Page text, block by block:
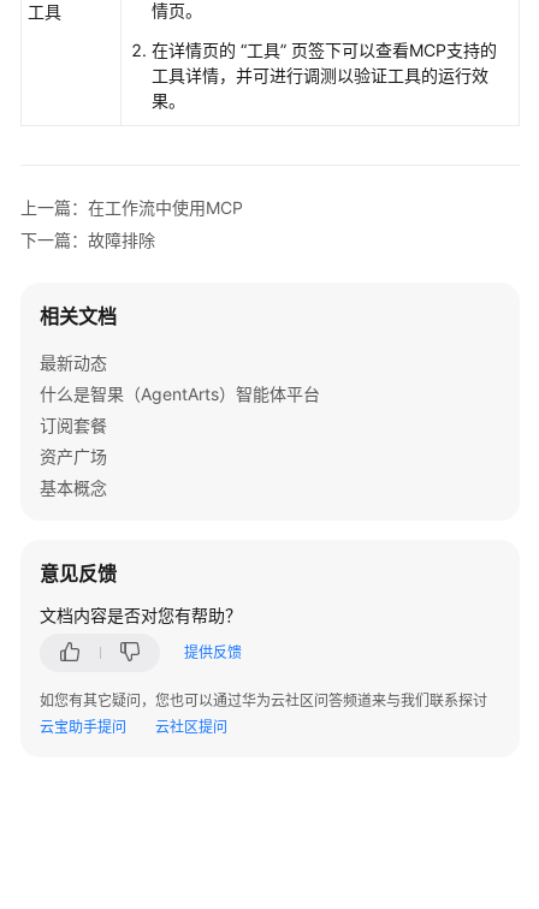
用
库
插
件
MCP
绍
示
例：
用
模
工具
情页。
在详情页的 “工具” 页签下可以查看MCP支持的
工具详情，并可进行调测以验证工具的运行效
果。
上一篇：在工作流中使用MCP
下一篇：故障排除
相关文档
最新动态
什么是智果（AgentArts）智能体平台
订阅套餐
资产广场
基本概念
意见反馈
文档内容是否对您有帮助？
提供反馈
如您有其它疑问，您也可以通过华为云社区问答频道来与我们联系探讨
云宝助手提问
云社区提问